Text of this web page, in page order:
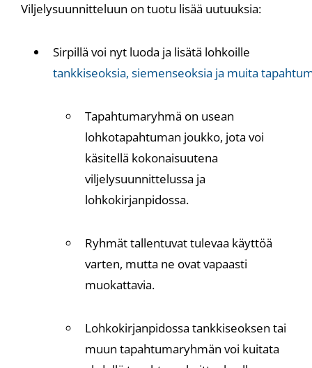
Viljelysuunnitteluun on tuotu lisää uutuuksia:
Sirpillä voi nyt luoda ja lisätä lohkoille
tankkiseoksia, siemenseoksia ja muita
Tapahtumaryhmä on usean
lohkotapahtuman joukko, jota voi
käsitellä kokonaisuutena
viljelysuunnittelussa ja
lohkokirjanpidossa.
Ryhmät tallentuvat tulevaa käyttöä
varten, mutta ne ovat vapaasti
muokattavia.
Lohkokirjanpidossa tankkiseoksen tai
muun tapahtumaryhmän voi kuitata